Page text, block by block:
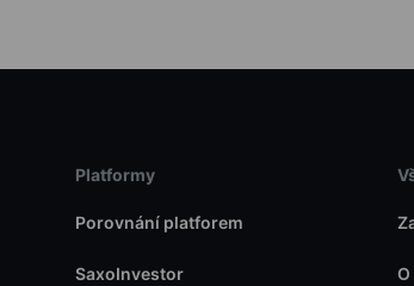
Platformy
Porovnání platforem
SaxoInvestor O